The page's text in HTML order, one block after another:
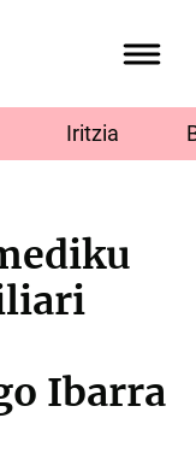
Iritzia
Ibarra